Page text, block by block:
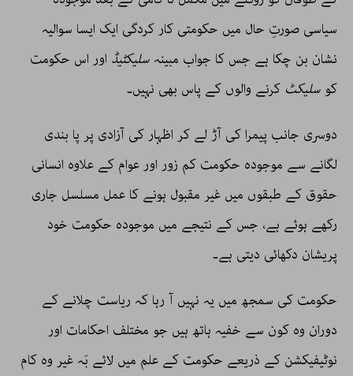
سیاسی صورتِ حال میں حکومتی کار کردگی ایک ایسا سوالیہ
نشان بن چکا ہے جس کا جواب مبینہسلیکٹیڈ اور اس حکومت
کوسلیکٹ کرنے والوں کے پاس بھی نہیں۔
دوسری جانب پیمرا کی آڑ لے کر اظہار کی آزادی پر پا بندی
لگانے سے موجودہ حکومت کم زور اور عوام کے علاوہ انسانی
حقوق کے طبقوں میں غیر مقبول ہونے کا عمل مسلسل جاری
رکھے ہوئے ہے، جس کے نتیجے میں موجودہ حکومت خود
پریشان دکھائی دیتی ہے۔
حکومت کی سمجھ میں یہ نہیں آ رہا کہ ریاست چلانے کے
دوران وہ کون سے خفیہ ہاتھ ہیں جو مختلف احکامات اور
نوٹیفیکشن کے ذریعے حکومت کے علم میں لائے بَہ غیر وہ کام